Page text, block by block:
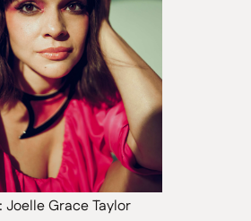
Joelle Grace Taylor